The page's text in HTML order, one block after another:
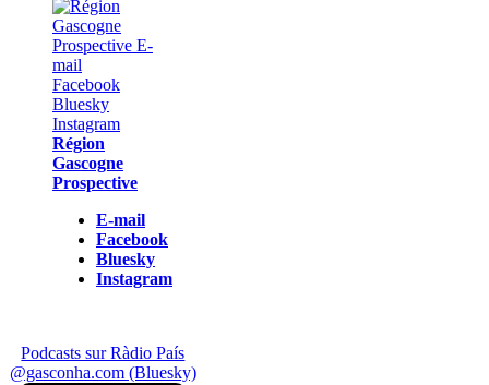
Région
Gascogne
Prospective
E-mail
Facebook
Bluesky
Instagram
Podcasts sur Ràdio País
@gasconha.com (Bluesky)